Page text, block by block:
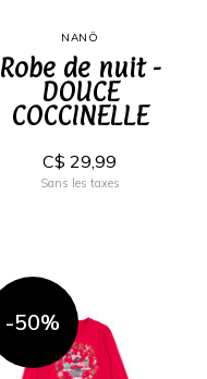
NANÖ
Robe de nuit -
DOUCE
COCCINELLE
C$ 29,99
Sans les taxes
-50%